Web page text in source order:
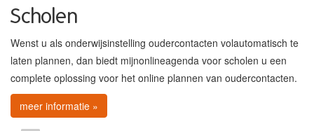
Scholen
Wenst u als onderwijsinstelling oudercontacten volautomatisch te
laten plannen, dan biedt mijnonlineagenda voor scholen u een
complete oplossing voor het online plannen van oudercontacten.
meer informatie »